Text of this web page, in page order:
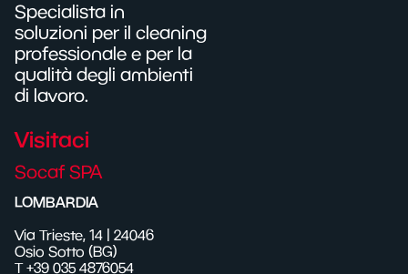
Specialista in
soluzioni per il cleaning
professionale e per la
qualità degli ambienti
di lavoro.
Visitaci
Socaf SPA
LOMBARDIA
Via Trieste, 14 | 24046
Osio Sotto (BG)
T +39 035 4876054